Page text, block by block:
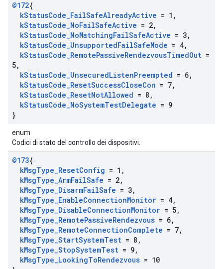
@172{
kStatusCode_FailSafeAlreadyActive = 1 ,
kStatusCode_NoFailSafeActive = 2,
kStatusCode_NoMatchingFailSafeActive = 3,
kStatusCode_UnsupportedFailSafeMode = 4,
kStatusCode_RemotePassiveRendezvousTimedOut =
5,
kStatusCode_UnsecuredListenPreempted = 6,
kStatusCode_ResetSuccessCloseCon = 7,
kStatusCode_ResetNotAllowed = 8 ,
kStatusCode_NoSystemTestDelegate = 9
}
enum
Codici di stato del controllo dei dispositivi.
@173{
kMsgType_ResetConfig = 1 ,
kMsgType_ArmFailSafe = 2,
kMsgType_DisarmFailSafe = 3,
kMsgType_EnableConnectionMonitor = 4,
kMsgType_DisableConnectionMonitor = 5,
kMsgType_RemotePassiveRendezvous = 6,
kMsgType_RemoteConnectionComplete = 7,
kMsgType_StartSystemTest = 8 ,
kMsgType_StopSystemTest = 9,
kMsgType_LookingToRendezvous = 10